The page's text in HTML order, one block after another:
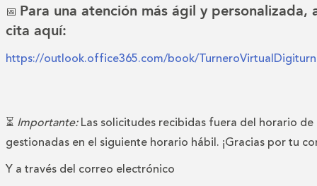
📅 Para una atención más ágil y personalizada,
cita aquí:
https://outlook.office365.com/book/
⏳ Importante:Las solicitudes recibidas fuera del horario de
gestionadas en el siguiente horario hábil. ¡Gracias por tu
Y a través del correo electrónico